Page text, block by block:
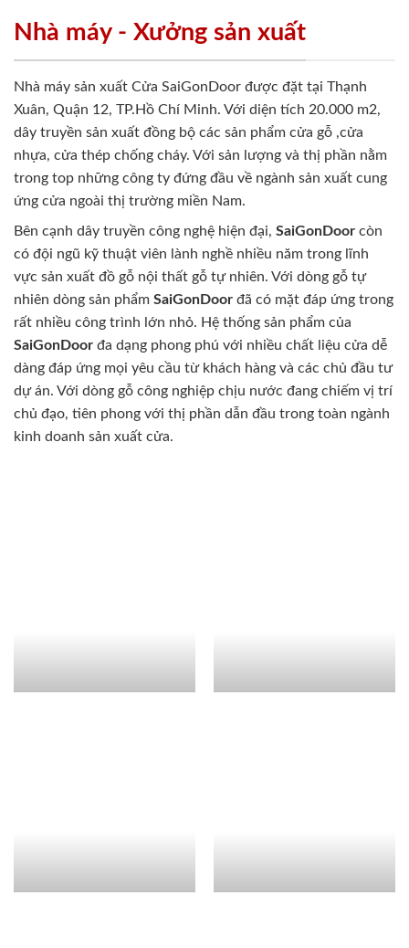
Nhà máy - Xưởng sản xuất
Nhà máy sản xuất Cửa SaiGonDoor được đặt tại Thạnh
Xuân, Quận 12, TP.Hồ Chí Minh. Với diện tích 20.000 m2,
dây truyền sản xuất đồng bộ các sản phẩm cửa gỗ ,cửa
nhựa, cửa thép chống cháy. Với sản lượng và thị phần nằm
trong top những công ty đứng đầu về ngành sản xuất cung
ứng cửa ngoài thị trường miền Nam.
Bên cạnh dây truyền công nghệ hiện đại, SaiGonDoor còn
có đội ngũ kỹ thuật viên lành nghề nhiều năm trong lĩnh
vực sản xuất đồ gỗ nội thất gỗ tự nhiên. Với dòng gỗ tự
nhiên dòng sản phẩm SaiGonDoor đã có mặt đáp ứng trong
rất nhiều công trình lớn nhỏ. Hệ thống sản phẩm của
SaiGonDoor đa dạng phong phú với nhiều chất liệu cửa dễ
dàng đáp ứng mọi yêu cầu từ khách hàng và các chủ đầu tư
dự án. Với dòng gỗ công nghiệp chịu nước đang chiếm vị trí
chủ đạo, tiên phong với thị phần dẫn đầu trong toàn ngành
kinh doanh sản xuất cửa.